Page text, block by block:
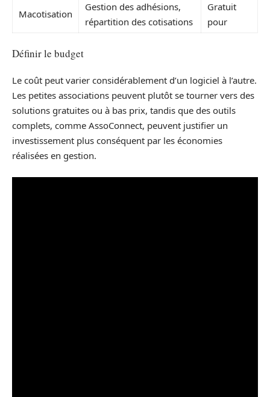
Macotisation
Gestion des adhésions,
répartition des cotisations
Gratuit
pour
Définir le budget
Le coût peut varier considérablement d’un logiciel à l’autre.
Les petites associations peuvent plutôt se tourner vers des
solutions gratuites ou à bas prix, tandis que des outils
complets, comme AssoConnect, peuvent justifier un
investissement plus conséquent par les économies
réalisées en gestion.